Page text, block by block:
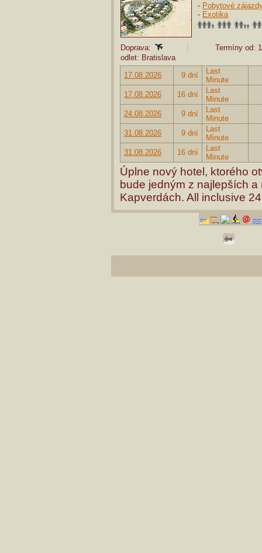
- Pobytové
- Exotika
Doprava:
Termíny od:
odlet: Bratislava
17.08.2026
9 dní
Last
Minute
17.08.2026
16 dní
Last
Minute
24.08.2026
9 dní
Last
Minute
31.08.2026
9 dní
Last
Minute
31.08.2026
16 dní
Last
Minute
Úplne nový hotel, ktorého
bude jedným z najlepších
Kapverdách. All inclusive